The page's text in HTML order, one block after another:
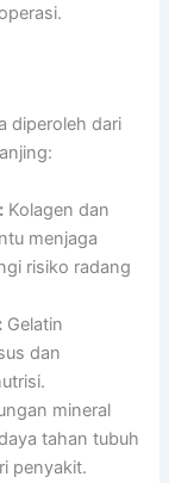
diperoleh dari
Kolagen dan
menjaga
risiko radang
Gelatin
dan
mineral
tahan tubuh
penyakit.